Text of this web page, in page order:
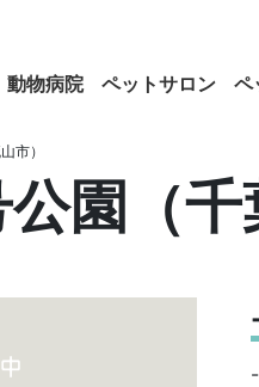
動物病院 ペットサロン ペ
市）
園（千
-